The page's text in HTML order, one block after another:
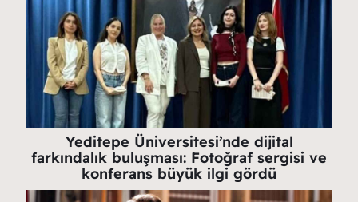
Yeditepe Üniversitesi’nde dijital
farkındalık buluşması: Fotoğraf sergisi ve
konferans büyük ilgi gördü